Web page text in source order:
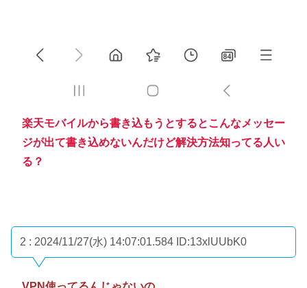
楽天モバイルから書き込もうとするとこんなメッセー
ジが出て書き込めないんだけど解決方法知ってる人い
る？
2 : 2024/11/27(水) 14:07:01.584 ID:13xlUUbK0